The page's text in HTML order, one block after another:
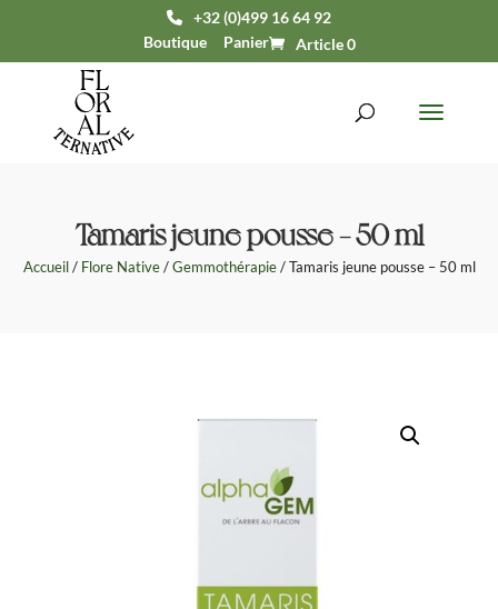
+32 (0)499 16 64 92
Boutique
Panier Article 0
Tamaris jeune pousse – 50 ml
Accueil/ Flore Native/Gemmothérapie/ Tamaris jeune pousse – 50 ml